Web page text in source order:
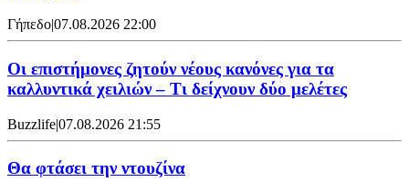
Γήπεδο|07.08.2026 22:00
Οι επιστήμονες ζητούν νέους κανόνες για τα
καλλυντικά χειλιών – Τι δείχνουν δύο μελέτες
Buzzlife|07.08.2026 21:55
Θα φτάσει την ντουζίνα